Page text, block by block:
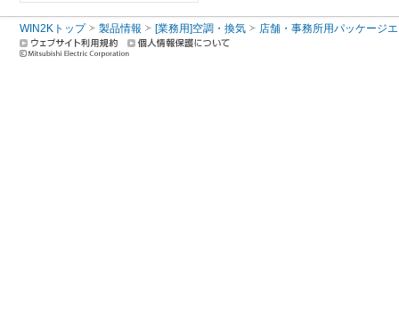
WIN2Kトップ 製品情報 [業務用]空調・換気 店舗・事務所用パッケージ